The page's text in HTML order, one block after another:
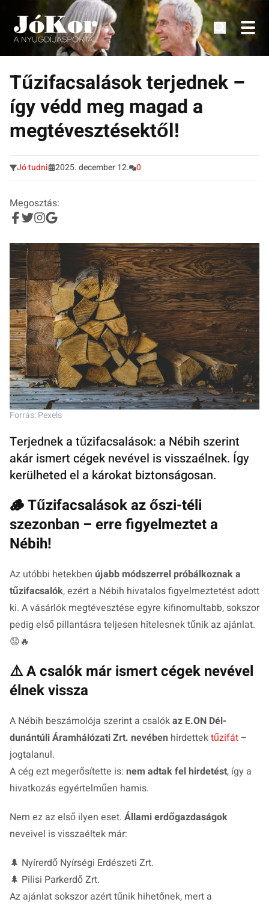
Tovább
tartalomra
Tudnivalók, érdekességek idősek számára.
Tűzifacsalások terjednek –
így védd meg magad a
megtévesztésektől!
Jó tudni 2025. december 12. 0
Megosztás:
Forrás: Pexels
Terjednek a tűzifacsalások: a Nébih szerint
akár ismert cégek nevével is visszaélnek. Így
kerülheted el a károkat biztonságosan.
🪵 Tűzifacsalások az őszi-téli
szezonban – erre figyelmeztet a
Nébih!
Az utóbbi hetekben újabb módszerrel próbálkoznak a
tűzifacsalók, ezért a Nébih hivatalos figyelmeztetést adott
ki. A vásárlók megtévesztése egyre kifinomultabb, sokszor
pedig első pillantásra teljesen hitelesnek tűnik az ajánlat.
😟🔥
⚠️ A csalók már ismert cégek nevével
élnek vissza
A Nébih beszámolója szerint a csalókaz E.ON Dél-
dunántúli Áramhálózati Zrt. nevében hirdettektűzifát –
jogtalanul.
A cég ezt megerősítette is: nem adtak fel hirdetést, így a
hivatkozás egyértelműen hamis.
Nem ez az első ilyen eset. Állami erdőgazdaságok
neveivel is visszaéltek már:
🌲 Nyírerdő Nyírségi Erdészeti Zrt.
🌲 Pilisi Parkerdő Zrt.
Az ajánlat sokszor azért tűnik hihetőnek, mert a